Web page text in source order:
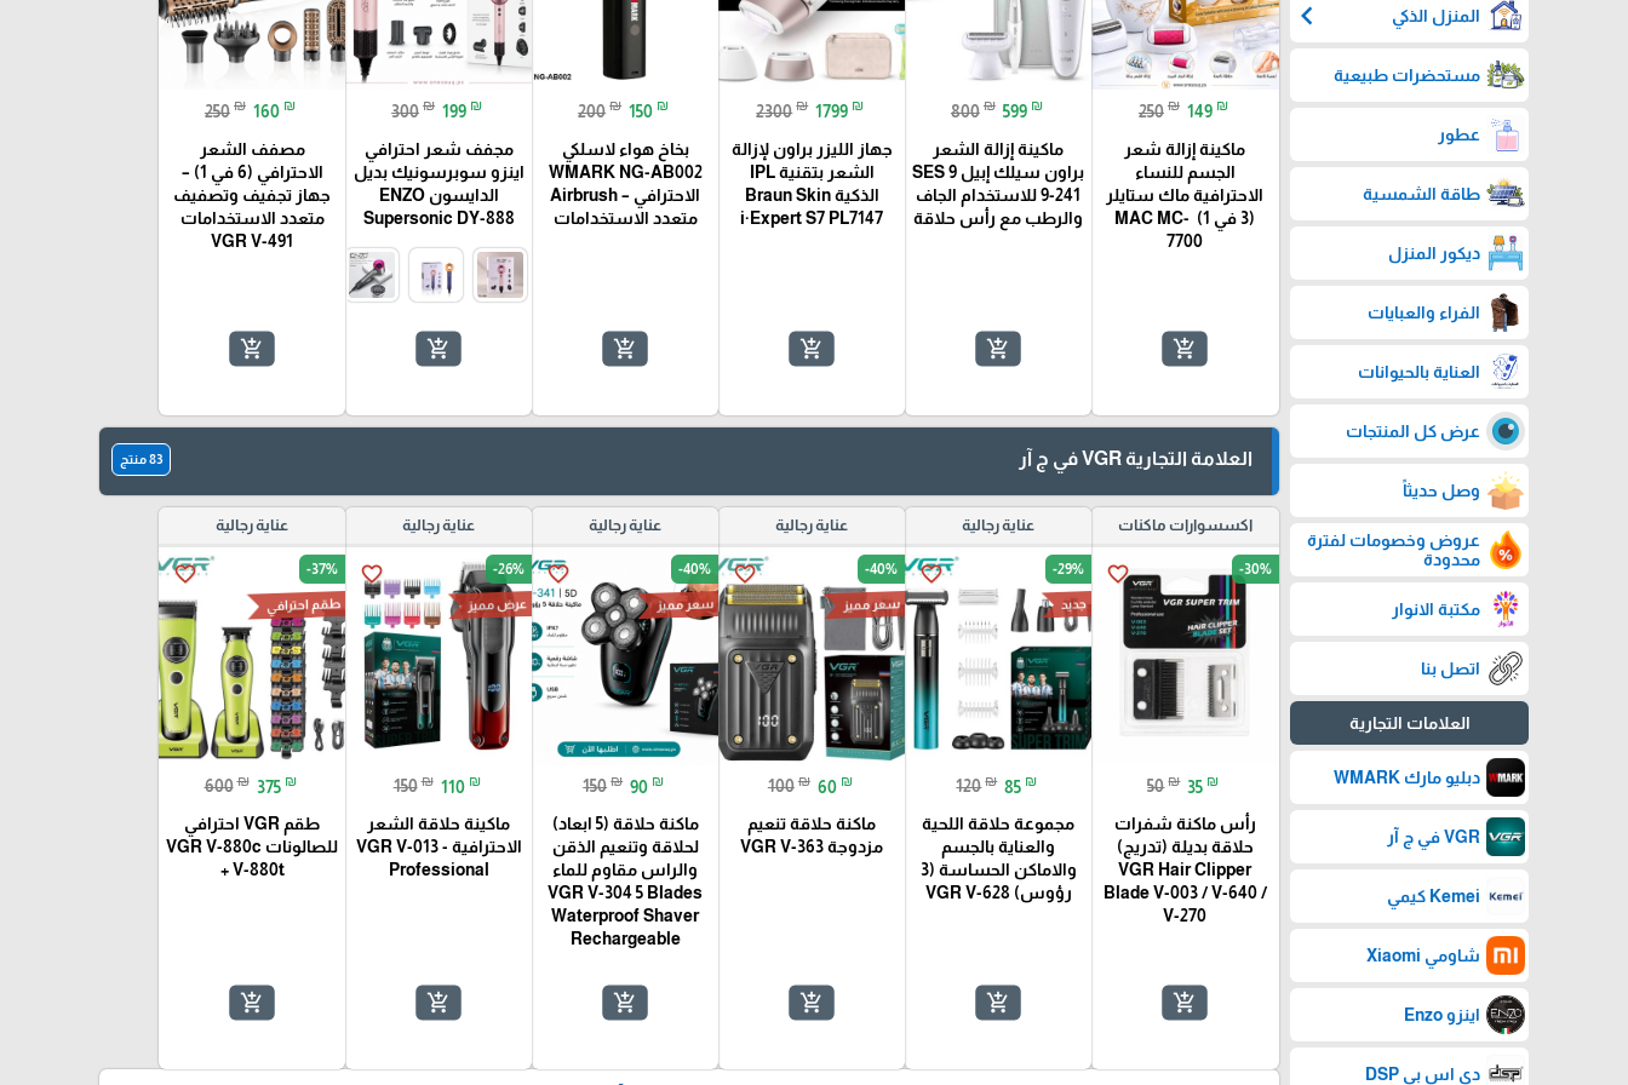
المنزل الذكي chevron_left
مستحضرات طبيعية
عطور
طاقة الشمسية
ديكور المنزل
الفراء والعبايات
العناية بالحيوانات
عرض كل المنتجات
وصل حديثاً
عروض وخصومات لفترة
محدودة
مكتبة الانوار
اتصل بنا
العلامات التجارية
دبليو مارك WMARK
VGR في ج آر
Kemei كيمي
شاومي Xiaomi
اينزو Enzo
دي اس بي DSP
250 ₪ 149 ₪
ماكينة إزالة شعر
الجسم للنساء
الاحترافية ماك ستايلر
(3 في 1) MAC MC-
7700
add_shopping_cart
800 ₪ 599 ₪
ماكينة إزالة الشعر
براون سيلك إبيل 9 SES
9-241 للاستخدام الجاف
والرطب مع رأس حلاقة
add_shopping_cart
2300 ₪ 1799 ₪
جهاز الليزر براون لإزالة
الشعر بتقنية IPL
الذكية Braun Skin
i·Expert S7 PL7147
add_shopping_cart
200 ₪ 150 ₪
بخاخ هواء لاسلكي
WMARK NG-AB002
الاحترافي – Airbrush
متعدد الاستخدامات
add_shopping_cart
300 ₪ 199 ₪
مجفف شعر احترافي
اينزو سوبرسونيك بديل
الدايسون ENZO
Supersonic DY-888
add_shopping_cart
250 ₪ 160 ₪
مصفف الشعر
الاحترافي (6 في 1) –
جهاز تجفيف وتصفيف
متعدد الاستخدامات
VGR V-491
add_shopping_cart
العلامة التجارية VGR في ج آر 83 منتج
اكسسوارات ماكنات
favorite_border -30%
50 ₪ 35 ₪
رأس ماكنة شفرات
حلاقة بديلة (تدريج)
VGR Hair Clipper
Blade V-003 / V-640 /
V-270
add_shopping_cart
عناية رجالية
favorite_border -29%
جديد
120 ₪ 85 ₪
مجموعة حلاقة اللحية
والعناية بالجسم
والاماكن الحساسة (3
رؤوس) VGR V-628
add_shopping_cart
عناية رجالية
favorite_border -40%
سعر مميز
100 ₪ 60 ₪
ماكنة حلاقة تنعيم
مزدوجة VGR V-363
add_shopping_cart
عناية رجالية
favorite_border -40%
سعر مميز
150 ₪ 90 ₪
ماكنة حلاقة (5 ابعاد)
لحلاقة وتنعيم الذقن
والراس مقاوم للماء
VGR V-304 5 Blades
Waterproof Shaver
Rechargeable
add_shopping_cart
عناية رجالية
favorite_border -26%
عرض مميز
150 ₪ 110 ₪
ماكينة حلاقة الشعر
الاحترافية - VGR V-013
Professional
add_shopping_cart
عناية رجالية
favorite_border -37%
طقم احترافي
600 ₪ 375 ₪
طقم VGR احترافي
للصالونات VGR V-880c
+ V-880t
add_shopping_cart